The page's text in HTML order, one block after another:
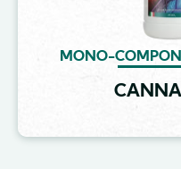
MONO-